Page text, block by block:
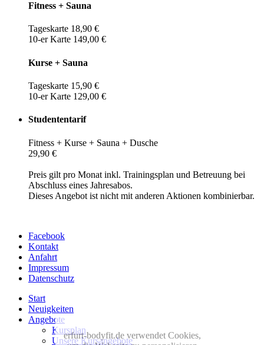
Fitness + Sauna
Tageskarte 18,90 €
10-er Karte 149,00 €
Kurse + Sauna
Tageskarte 15,90 €
10-er Karte 129,00 €
Studententarif
Fitness + Kurse + Sauna + Dusche
29,90 €
Preis gilt pro Monat inkl. Trainingsplan und Betreuung bei
Abschluss eines Jahresabos.
Dieses Angebot ist nicht mit anderen Aktionen kombinierbar.
Facebook
Kontakt
Anfahrt
Impressum
Datenschutz
Start
Neuigkeiten
Angebote
Kursplan
Unsere Kursangebote
erfurt-bodyfit.de verwendet Cookies,